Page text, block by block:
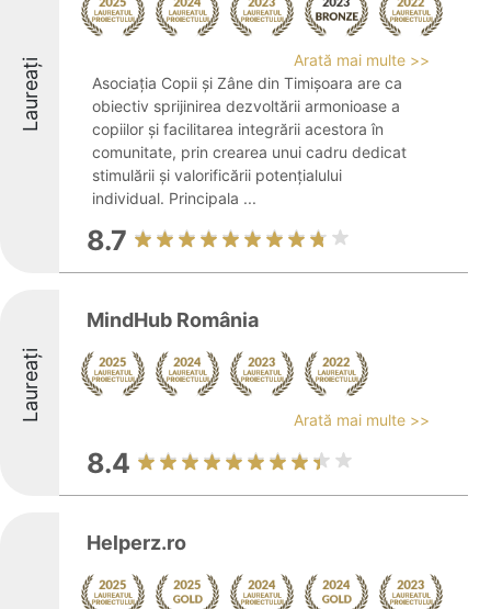
Laureați
Arată mai multe >>
Asociația Copii și Zâne din Timișoara are ca
obiectiv sprijinirea dezvoltării armonioase a
copiilor și facilitarea integrării acestora în
comunitate, prin crearea unui cadru dedicat
stimulării și valorificării potențialului
individual. Principala ...
8.7
Laureați
MindHub România
Arată mai multe >>
8.4
Helperz.ro